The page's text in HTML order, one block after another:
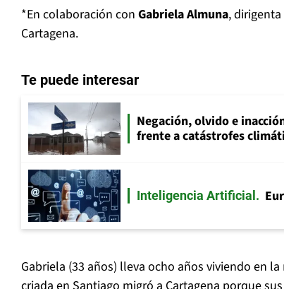
*En colaboración con Gabriela Almuna,
Cartagena.
Te puede interesar
Negación, olvido e
frente a catástrofes
Inteligencia Artificial
Gabriela (33 años) lleva ocho años viviendo en